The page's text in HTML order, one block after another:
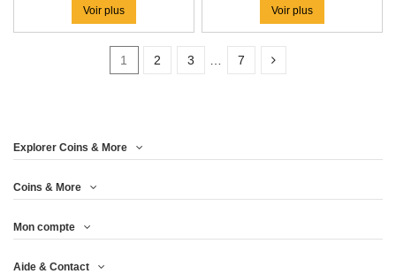
Voir plus Voir plus
1 2 3 7
En Stock 3
Prix
Année
Explorer Coins & More
Coins & More
Mon compte
Aide & Contact